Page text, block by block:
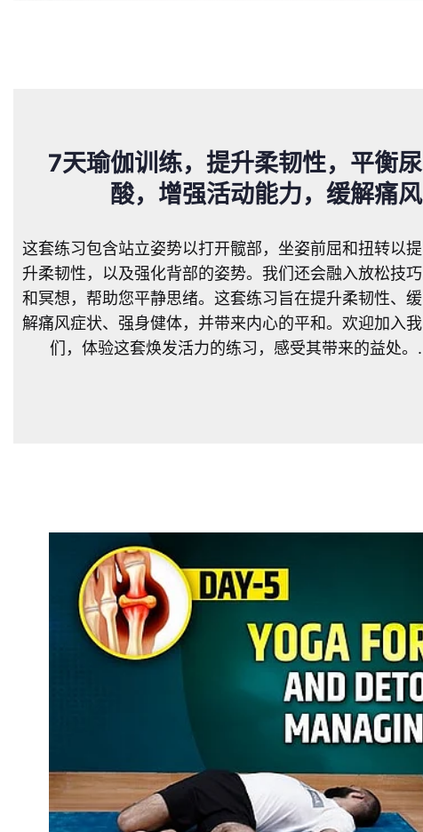
7天瑜伽训练，提升柔韧性，平衡尿
酸，增强活动能力，缓解痛风
这套练习包含站立姿势以打开髋部，坐姿前屈和扭转以提
升柔韧性，以及强化背部的姿势。我们还会融入放松技巧
和冥想，帮助您平静思绪。这套练习旨在提升柔韧性、缓
解痛风症状、强身健体，并带来内心的平和。欢迎加入我
们，体验这套焕发活力的练习，感受其带来的益处。.